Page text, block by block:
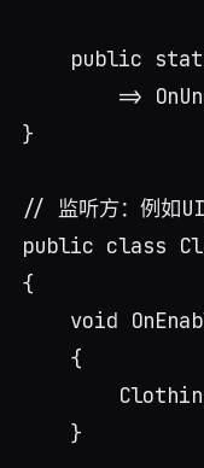
public
=>
}
// 监听方：例如UI
public class
{
void
    {
    }